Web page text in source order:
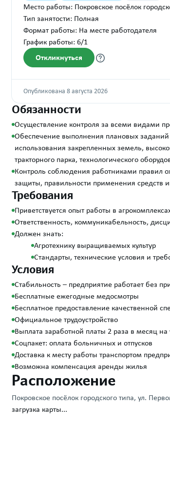
Место работы: Покровское посёлок
Тип занятости: Полная
Формат работы: На месте работодателя
График работы: 6/1
Откликнуться
Опубликована 8 августа 2026
Обязанности
Осуществление контроля за всеми видами
Обеспечение выполнения плановых
использования закрепленных земель,
тракторного парка, технологического
Контроль соблюдения работниками правил
защиты, правильности применения
Требования
Приветствуется опыт работы в
Ответственность, коммуникабельность,
Должен знать:
Агротехнику выращиваемых культур
Стандарты, технические условия и
Условия
Стабильность – предприятие работает без
Бесплатные ежегодные медосмотры
Бесплатное предоставление качественной
Официальное трудоустройство
Выплата заработной платы 2 раза в месяц
Соцпакет: оплата больничных и отпусков
Доставка к месту работы транспортом
Возможна компенсация аренды жилья
Расположение
Покровское посёлок городского типа, ул.
загрузка карты...